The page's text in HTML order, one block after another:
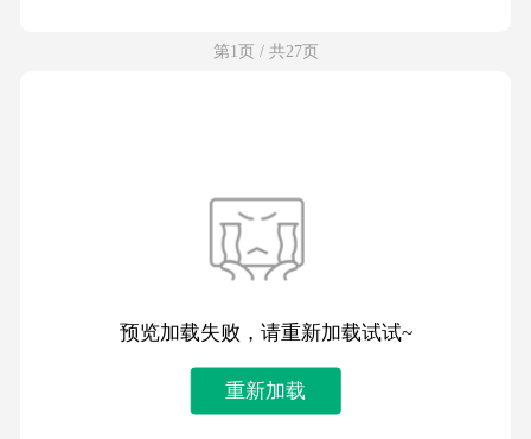
第1页 / 共27页
预览加载失败，请重新加载试试~
重新加载